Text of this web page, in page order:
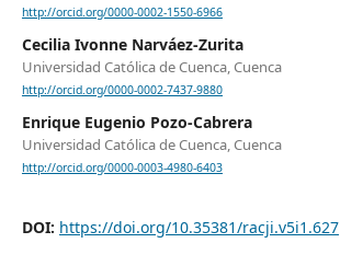
http://orcid.org/0000-0002-1550-6966
Cecilia Ivonne Narváez-Zurita
Universidad Católica de Cuenca, Cuenca
http://orcid.org/0000-0002-7437-9880
Enrique Eugenio Pozo-Cabrera
Universidad Católica de Cuenca, Cuenca
http://orcid.org/0000-0003-4980-6403
DOI: https://doi.org/10.35381/racji.v5i1.627